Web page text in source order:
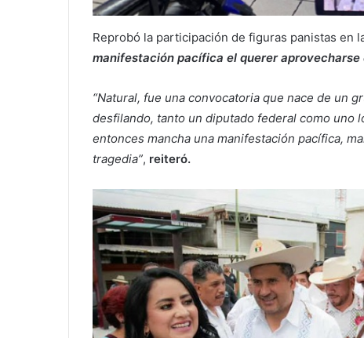
Reprobó la participación de figuras panistas en
manifestación pacífica el querer aprovecharse
“Natural, fue una convocatoria que nace de un
desfilando, tanto un diputado federal como uno
entonces mancha una manifestación pacífica,
tragedia”, reiteró.